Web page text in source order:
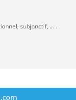
subjonctif, ... .